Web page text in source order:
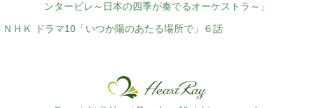
ンタービレ～日本の四季が奏でるオーケストラ～」
ＮＨＫ ドラマ10「いつか陽のあたる場所で」６話